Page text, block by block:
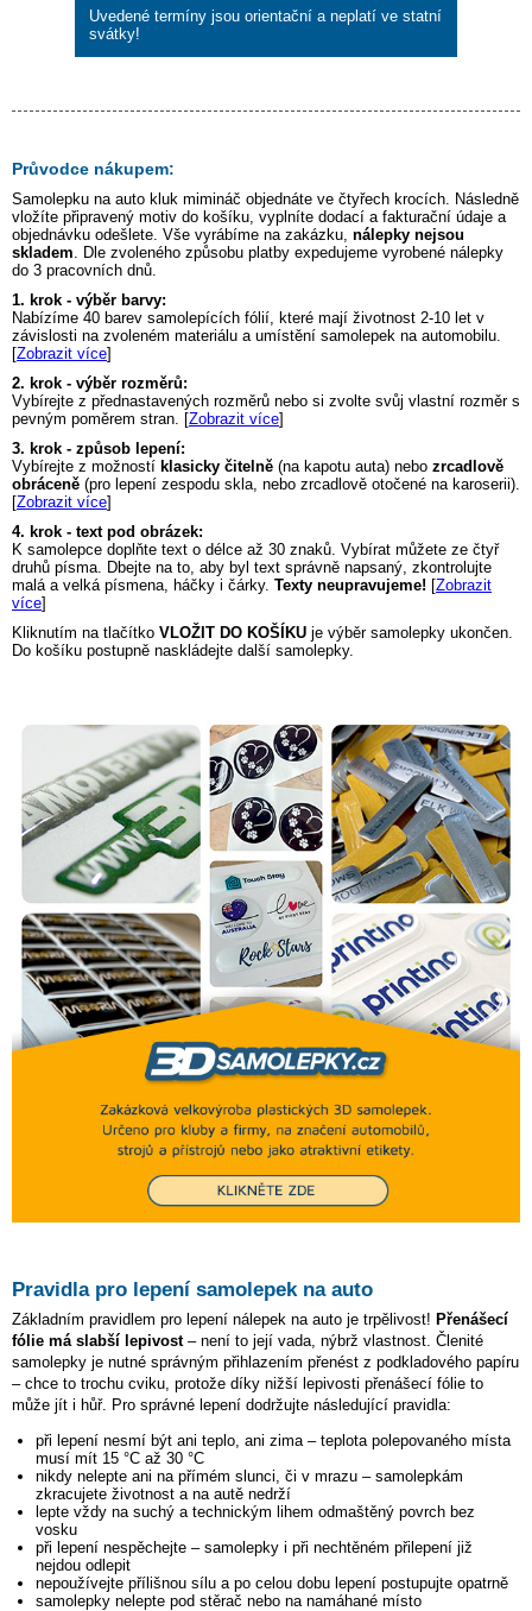
Uvedené termíny jsou orientační a neplatí ve statní
svátky!
Průvodce nákupem:
Samolepku na auto kluk mimináč objednáte ve čtyřech krocích. Následně
vložíte připravený motiv do košíku, vyplníte dodací a fakturační údaje a
objednávku odešlete. Vše vyrábíme na zakázku, nálepky nejsou
skladem . Dle zvoleného způsobu platby expedujeme vyrobené nálepky
do 3 pracovních dnů.
1. krok - výběr barvy:
Nabízíme 40 barev samolepících fólií, které mají životnost 2-10 let v
závislosti na zvoleném materiálu a umístění samolepek na automobilu.
[Zobrazit více]
2. krok - výběr rozměrů:
Vybírejte z přednastavených rozměrů nebo si zvolte svůj vlastní rozměr s
pevným poměrem stran. [Zobrazit více]
3. krok - způsob lepení:
Vybírejte z možností klasicky čitelně (na kapotu auta) nebo zrcadlově
obráceně (pro lepení zespodu skla, nebo zrcadlově otočené na karoserii).
[Zobrazit více]
4. krok - text pod obrázek:
K samolepce doplňte text o délce až 30 znaků. Vybírat můžete ze čtyř
druhů písma. Dbejte na to, aby byl text správně napsaný, zkontrolujte
malá a velká písmena, háčky i čárky. Texty neupravujeme! [Zobrazit
více]
Kliknutím na tlačítko VLOŽIT DO KOŠÍKU je výběr samolepky ukončen.
Do košíku postupně naskládejte další samolepky.
Pravidla pro lepení samolepek na auto
Základním pravidlem pro lepení nálepek na auto je trpělivost! Přenášecí
fólie má slabší lepivost– není to její vada, nýbrž vlastnost. Členité
samolepky je nutné správným přihlazením přenést z podkladového papíru
– chce to trochu cviku, protože díky nižší lepivosti přenášecí fólie to
může jít i hůř. Pro správné lepení dodržujte následující pravidla:
při lepení nesmí být ani teplo, ani zima – teplota polepovaného místa
musí mít 15 °C až 30 °C
nikdy nelepte ani na přímém slunci, či v mrazu – samolepkám
zkracujete životnost a na autě nedrží
lepte vždy na suchý a technickým lihem odmaštěný povrch bez
vosku
při lepení nespěchejte – samolepky i při nechtěném přilepení již
nejdou odlepit
nepoužívejte přílišnou sílu a po celou dobu lepení postupujte opatrně
samolepky nelepte pod stěrač nebo na namáhané místo